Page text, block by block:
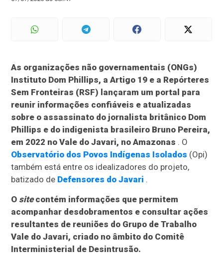
As organizações não governamentais (ONGs)
Instituto Dom Phillips, a Artigo 19 e a Repórteres
Sem Fronteiras (RSF) lançaram um portal para
reunir informações confiáveis e atualizadas
sobre o assassinato do jornalista britânico Dom
Phillips e do indigenista brasileiro Bruno Pereira,
em 2022 no Vale do Javari, no Amazonas . O
Observatório dos Povos Indígenas Isolados (Opi)
também está entre os idealizadores do projeto,
batizado de Defensores do Javari .
O sitecontém informações que permitem
acompanhar desdobramentos e consultar ações
resultantes de reuniões do Grupo de Trabalho
Vale do Javari, criado no âmbito do Comitê
Interministerial de Desintrusão.